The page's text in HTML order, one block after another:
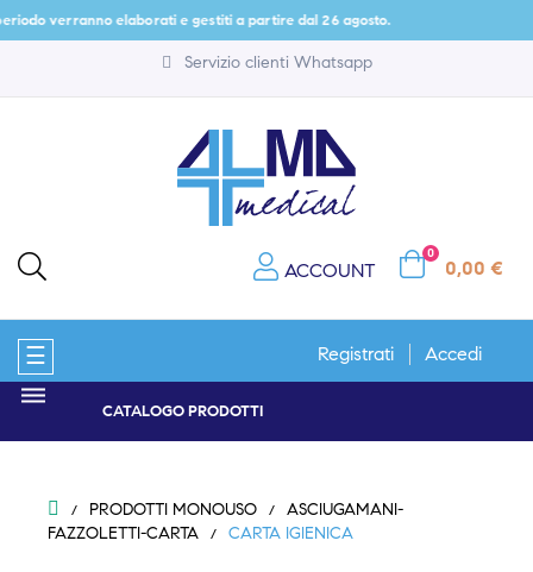
verranno elaborati e gestiti a partire dal 26 agosto.
Servizio clienti Whatsapp
ACCOUNT
0
0,00 €
navigazione
Toggle
☰ Registrati Accedi
CATALOGO PRODOTTI
PRODOTTI MONOUSO
ASCIUGAMANI-
FAZZOLETTI-CARTA
CARTA IGIENICA